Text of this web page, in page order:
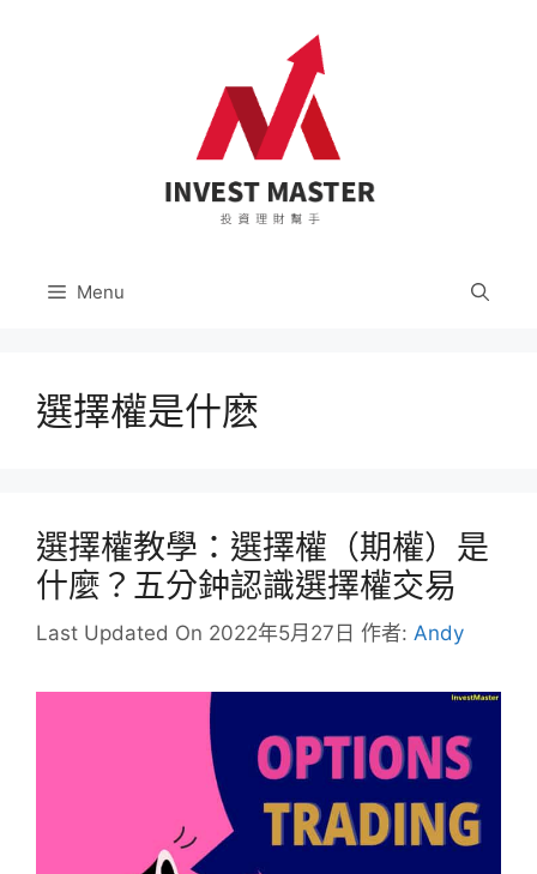
Menu
選擇權是什麽
選擇權教學：選擇權（期權）是
什麼？五分鈡認識選擇權交易
Last Updated On 2022年5月27日 作者: Andy